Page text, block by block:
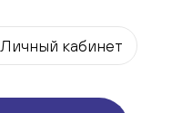
Личный кабинет